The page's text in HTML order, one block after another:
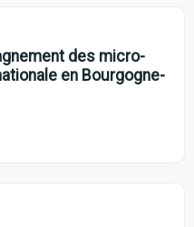
des micro-
en Bourgogne-